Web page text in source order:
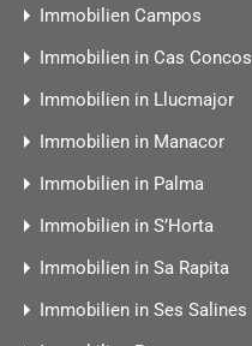
Immobilien Campos
Immobilien in Cas Concos
Immobilien in Llucmajor
Immobilien in Manacor
Immobilien in Palma
Immobilien in S’Horta
Immobilien in Sa Rapita
Immobilien in Ses Salines